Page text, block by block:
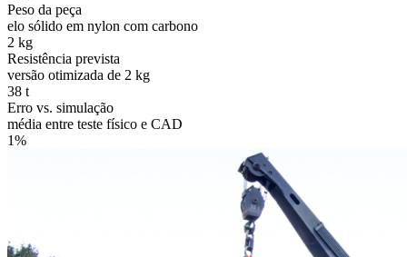
Peso da peça
elo sólido em nylon com carbono
2 kg
Resistência prevista
versão otimizada de 2 kg
38 t
Erro vs. simulação
média entre teste físico e CAD
1%